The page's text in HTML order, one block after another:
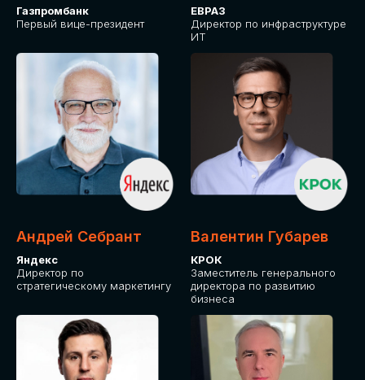
Газпромбанк
Первый вице-президент
ЕВРАЗ
Директор по инфраструктуре
ИТ
Андрей Себрант
Яндекс
Директор по
стратегическому маркетингу
Валентин Губарев
КРОК
Заместитель генерального
директора по развитию
бизнеса